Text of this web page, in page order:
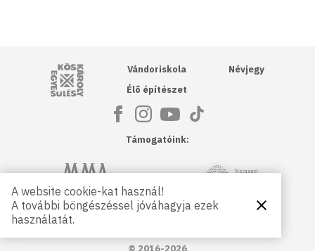
Kós Károly Egyesülés
Vándoriskola
Élő építészet
Névjegy
Támogatóink:
Magyar Művészeti Akadémia NKA
Petőfi Kulturális Ügynökség
© 2016-2026
A website cookie-kat használ!
A további böngészéssel jóváhagyja ezek
használatát.
Bezárás